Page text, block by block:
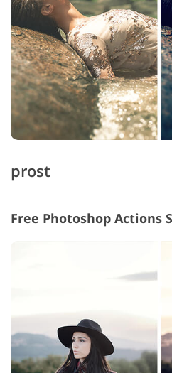
prost
Free Photoshop Actions